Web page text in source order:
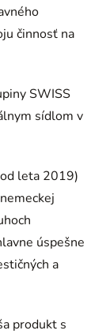
činnosť na
SWISS
sídlom v
leta 2019)
úspešne
a
produkt s